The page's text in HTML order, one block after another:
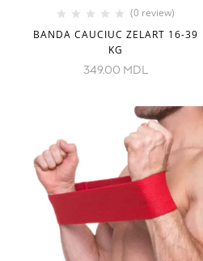
(0 review)
BANDA CAUCIUC ZELART 16-39
KG
349.00 MDL